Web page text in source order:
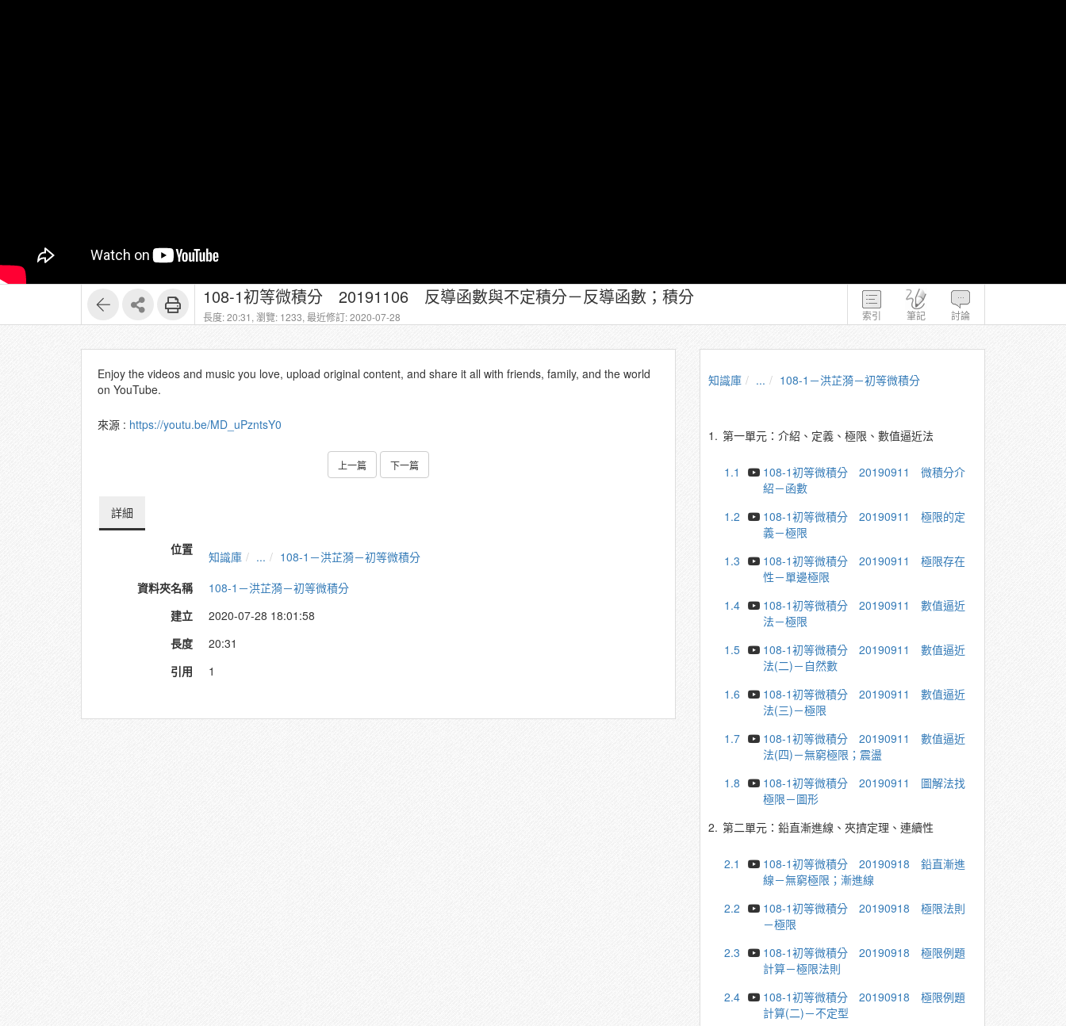
索引 筆記 討論
108-1初等微積分 20191106 反導函數與不定積分－反導函數；積分
長度: 20:31, 瀏覽: 1233, 最近修訂: 2020-07-28
Enjoy the videos and music you love, upload original content, and share it all with friends, family, and the world
on YouTube.
來源 : https://youtu.be/MD_uPzntsY0
上一篇 下一篇
詳細
位置 知識庫 ...
108-1－洪芷漪－初等微積分
資料夾名稱
108-1－洪芷漪－初等微積分
建立
2020-07-28 18:01:58
長度
20:31
引用
1
知識庫 ... 108-1－洪芷漪－初等微積分
1. 第一單元：介紹、定義、極限、數值逼近法
1.1
108-1初等微積分 20190911 微積分介
紹－函數
1.2
108-1初等微積分 20190911 極限的定
義－極限
1.3
108-1初等微積分 20190911 極限存在
性－單邊極限
1.4
108-1初等微積分 20190911 數值逼近
法－極限
1.5
108-1初等微積分 20190911 數值逼近
法(二)－自然數
1.6
108-1初等微積分 20190911 數值逼近
法(三)－極限
1.7
108-1初等微積分 20190911 數值逼近
法(四)－無窮極限；震盪
1.8
108-1初等微積分 20190911 圖解法找
極限－圖形
2. 第二單元：鉛直漸進線、夾擠定理、連續性
2.1
108-1初等微積分 20190918 鉛直漸進
線－無窮極限；漸進線
2.2
108-1初等微積分 20190918 極限法則
－極限
2.3
108-1初等微積分 20190918 極限例題
計算－極限法則
2.4
108-1初等微積分 20190918 極限例題
計算(二)－不定型